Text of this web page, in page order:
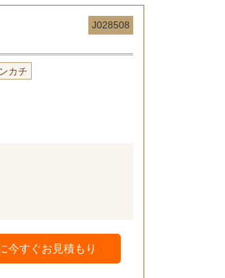
J028508
カチ
今すぐお見積もり